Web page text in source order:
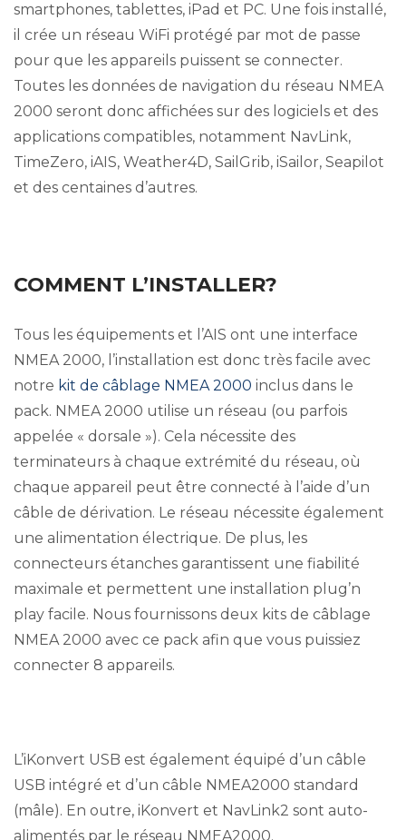
smartphones, tablettes, iPad et PC. Une fois installé,
il crée un réseau WiFi protégé par mot de passe
pour que les appareils puissent se connecter.
Toutes les données de navigation du réseau NMEA
2000 seront donc affichées sur des logiciels et des
applications compatibles, notamment NavLink,
TimeZero, iAIS, Weather4D, SailGrib, iSailor, Seapilot
et des centaines d’autres.
COMMENT L’INSTALLER?
Tous les équipements et l’AIS ont une interface
NMEA 2000, l’installation est donc très facile avec
notre kit de câblage NMEA 2000 inclus dans le
pack. NMEA 2000 utilise un réseau (ou parfois
appelée « dorsale »). Cela nécessite des
terminateurs à chaque extrémité du réseau, où
chaque appareil peut être connecté à l’aide d’un
câble de dérivation. Le réseau nécessite également
une alimentation électrique. De plus, les
connecteurs étanches garantissent une fiabilité
maximale et permettent une installation plug’n
play facile. Nous fournissons deux kits de câblage
NMEA 2000 avec ce pack afin que vous puissiez
connecter 8 appareils.
L’iKonvert USB est également équipé d’un câble
USB intégré et d’un câble NMEA2000 standard
(mâle). En outre, iKonvert et NavLink2 sont auto-
alimentés par le réseau NMEA2000.